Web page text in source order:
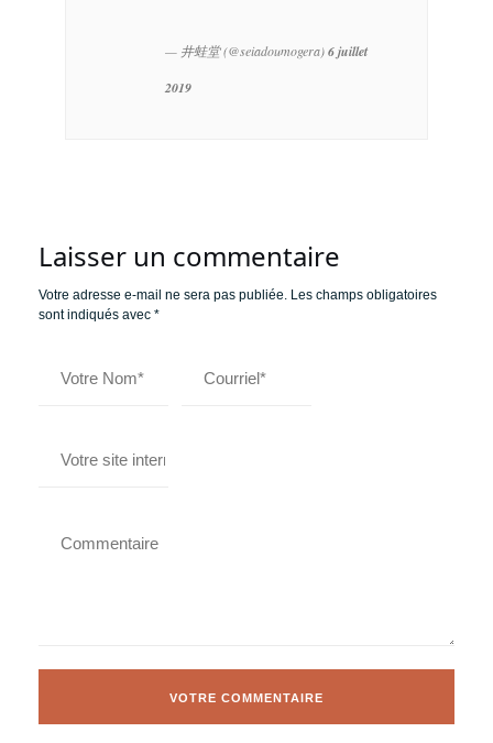
— 井蛙堂 (@seiadoumogera)6 juillet
2019
Laisser un commentaire
Votre adresse e-mail ne sera pas publiée. Les champs obligatoires
sont indiqués avec *